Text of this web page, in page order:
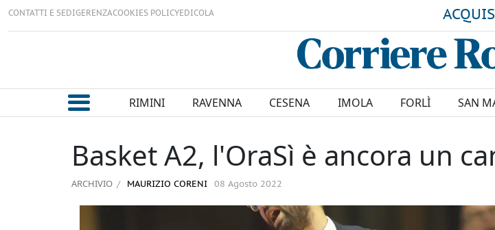
CONTATTI E SEDIGERENZACOOKIES POLICYEDICOLA
RIMINI RAVENNA CESENA IMOLA FORLÌ SAN
Basket A2, l'OraSì è ancora un
ARCHIVIO MAURIZIO CORENI 08 Agosto 2022